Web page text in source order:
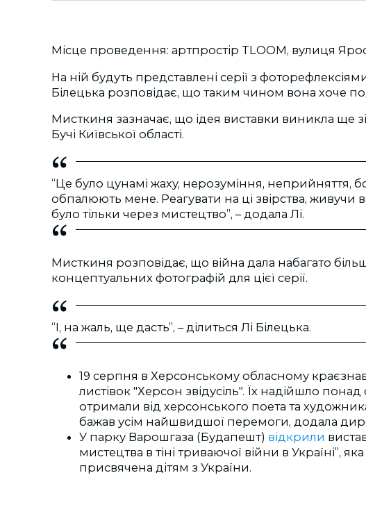
Місце проведення: артпростір TLOOM, вулиця
На ній будуть представлені серії з
Білецька розповідає, що таким чином вона хоче
Мисткиня зазначає, що ідея виставки виникла ще
Бучі Київської області.
“Це було цунамі жаху, нерозуміння, неприйняття,
обпалюють мене. Реагувати на ці звірства,
було тільки через мистецтво”, – додала Лі.
Мисткиня розповідає, що війна дала набагато
концептуальних фотографій для цієї серії.
“І, на жаль, ще дасть”, – ділиться Лі Білецька.
19 серпня в Херсонському обласному
листівок "Херсон звідусіль". Їх надійшло
отримали від херсонського поета та
бажав усім найшвидшої перемоги, додала
У парку Варошгаза (Будапешт) відкрили
мистецтва в тіні триваючої війни в Україні”,
присвячена дітям з України.